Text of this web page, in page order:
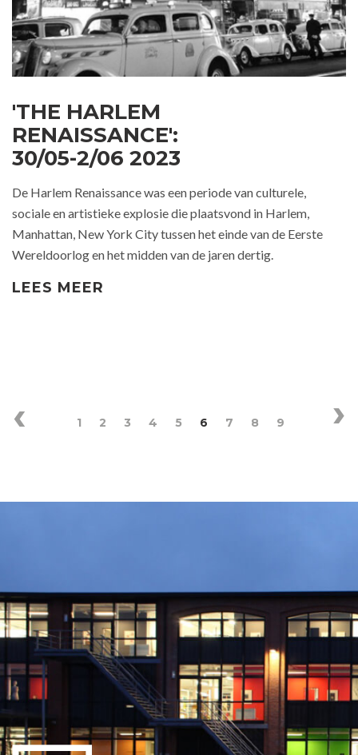
'THE HARLEM
RENAISSANCE':
30/05-2/06 2023
De Harlem Renaissance was een periode van culturele,
sociale en artistieke explosie die plaatsvond in Harlem,
Manhattan, New York City tussen het einde van de Eerste
Wereldoorlog en het midden van de jaren dertig.
LEES MEER
1 2 3 4 5 6 7 8 9